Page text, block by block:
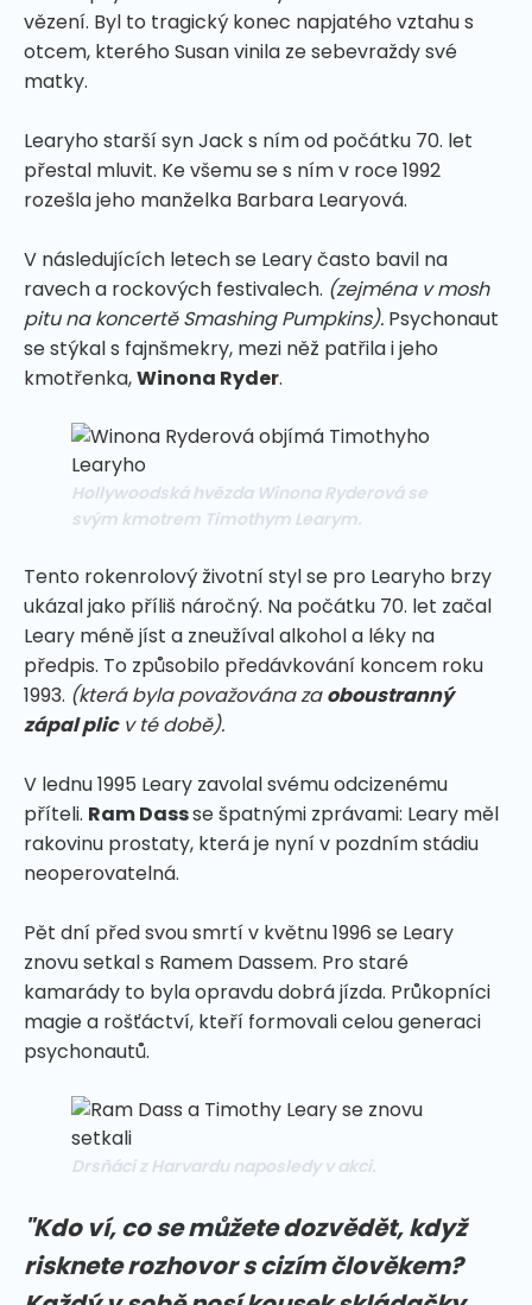
vězení. Byl to tragický konec napjatého vztahu s
otcem, kterého Susan vinila ze sebevraždy své
matky.
Learyho starší syn Jack s ním od počátku 70. let
přestal mluvit. Ke všemu se s ním v roce 1992
rozešla jeho manželka Barbara Learyová.
V následujících letech se Leary často bavil na
ravech a rockových festivalech. (zejména v mosh
pitu na koncertě Smashing Pumpkins). Psychonaut
se stýkal s fajnšmekry, mezi něž patřila i jeho
kmotřenka,Winona Ryder.
Hollywoodská hvězda Winona Ryderová se
svým kmotrem Timothym Learym.
Tento rokenrolový životní styl se pro Learyho brzy
ukázal jako příliš náročný. Na počátku 70. let začal
Leary méně jíst a zneužíval alkohol a léky na
předpis. To způsobilo předávkování koncem roku
1993. (která byla považována zaoboustranný
zápal plicv té době).
V lednu 1995 Leary zavolal svému odcizenému
příteli. Ram Dassse špatnými zprávami: Leary měl
rakovinu prostaty, která je nyní v pozdním stádiu
neoperovatelná.
Pět dní před svou smrtí v květnu 1996 se Leary
znovu setkal s Ramem Dassem. Pro staré
kamarády to byla opravdu dobrá jízda. Průkopníci
magie a rošťáctví, kteří formovali celou generaci
psychonautů.
Drsňáci z Harvardu naposledy v akci.
"Kdo ví, co se můžete dozvědět, když
risknete rozhovor s cizím člověkem?